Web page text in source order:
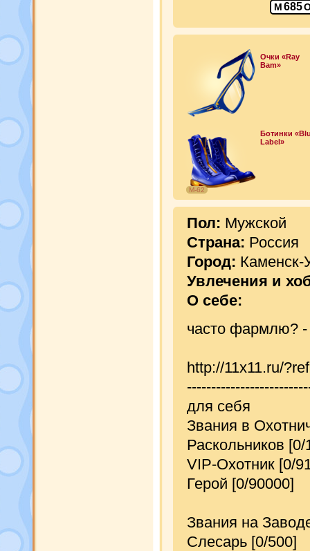
М685
Очки «Ray
Bam»
М-62
Ботинки
Label»
Пол: Мужской
Страна: Россия
Город: Каменск-
Увлечения и
О себе:
часто фармлю? -
http://11x11.ru/
для себя
Звания в
Раскольников [0/
VIP-Охотник [0/
Герой [0/90000]
Звания на
Слесарь [0/500]